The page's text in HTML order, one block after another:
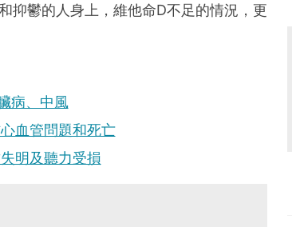
抑鬱的人身上，維他命D不足的情況，更
病、中風
血管問題和死亡
明及聽力受損